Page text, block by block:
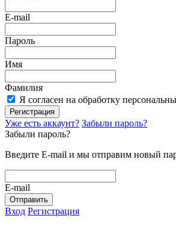
E-mail
Пароль
Имя
Фамилия
Я согласен на обработку
Регистрация
Уже есть аккаунт? Забыли пароль?
Забыли пароль?
Введите E-mail и мы отправим новый
E-mail
Отправить
Вход Регистрация